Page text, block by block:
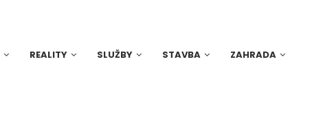
REALITY SLUŽBY STAVBA ZAHRADA